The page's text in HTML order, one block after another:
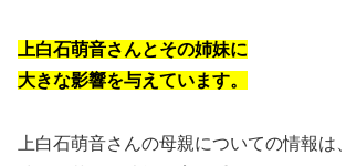
上白石萌音さんとその姉妹に
大きな影響を与えています。
上白石萌音さんの母親についての情報は、